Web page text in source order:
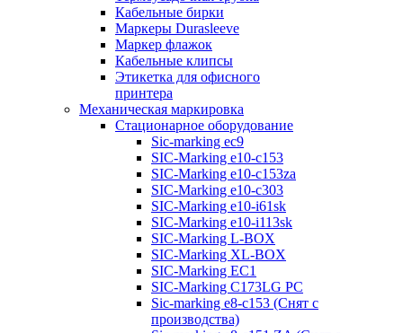
Кабельные бирки
Маркеры Durasleeve
Маркер флажок
Кабельные клипсы
Этикетка для офисного
принтера
Механическая маркировка
Стационарное оборудование
Sic-marking ec9
SIC-Marking e10-c153
SIC-Marking e10-c153za
SIC-Marking e10-c303
SIC-Marking e10-i61sk
SIC-Marking e10-i113sk
SIC-Marking L-BOX
SIC-Marking XL-BOX
SIC-Marking EC1
SIC-Marking C173LG PC
Sic-marking e8-c153 (Снят с
производства)